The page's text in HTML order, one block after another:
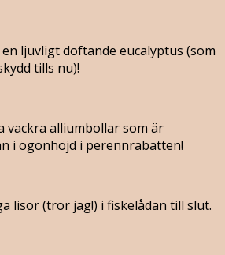
ljuvligt doftande eucalyptus (som
tills nu)!
vackra alliumbollar som är
i ögonhöjd i perennrabatten!
lisor (tror jag!) i fiskelådan till slut.